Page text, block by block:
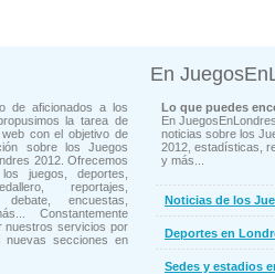
de aficionados a los
la tarea de
con el objetivo de
sobre los Juegos
2012. Ofrecemos
juegos, deportes,
reportajes,
encuestas,
Constantemente
nuestros servicios por
nuevas secciones en
En
Lo que puedes
En
noticias sobre los
2012, estadísticas,
y más...
Noticias de los
Deportes en
Sedes y estadios